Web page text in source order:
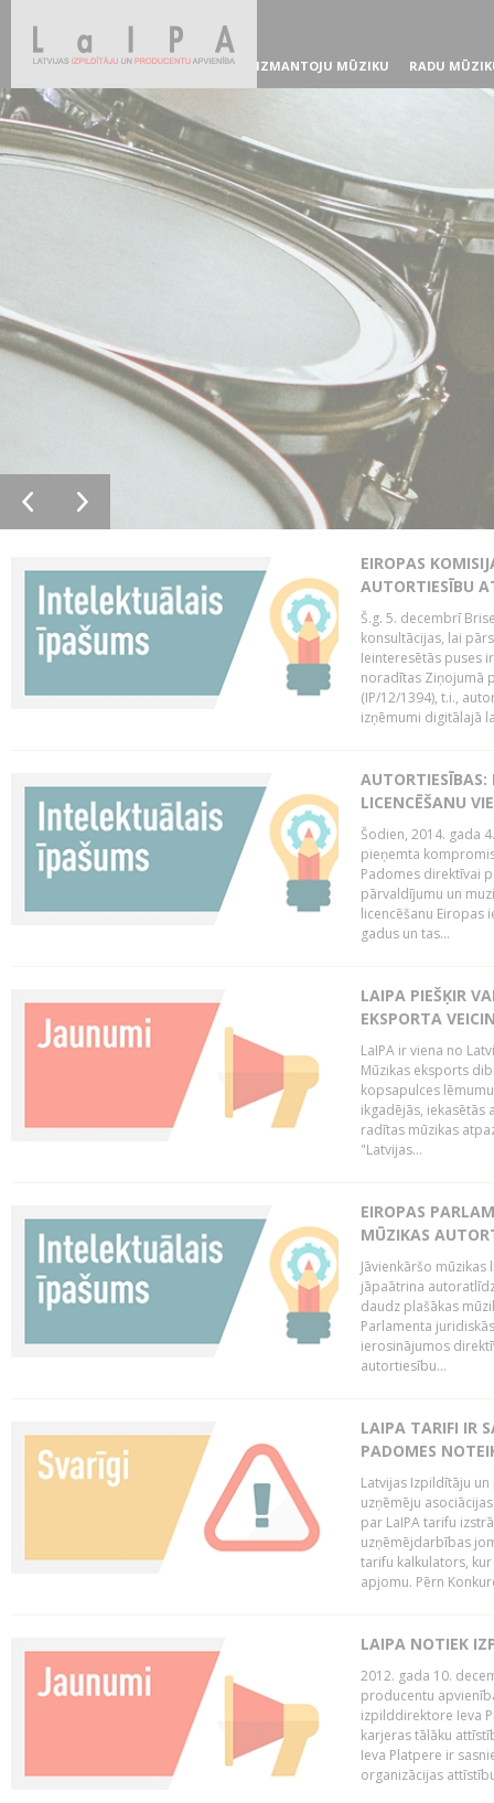
IZMANTOJU MŪZIKU RADU
EIROPAS
AUTORTIESĪBU
Š.g. 5. decembrī
konsultācijas, lai
Ieinteresētās puses
noradītas Ziņojumā
(IP/12/1394), t.i.,
izņēmumi digitālajā
AUTORTIESĪBAS:
LICENCĒŠANU
Šodien, 2014. gada
pieņemta
Padomes direktīvai
pārvaldījumu un
licencēšanu Eiropas
gadus un tas...
LAIPA PIEŠĶIR
EKSPORTA
LaIPA ir viena no
Mūzikas eksports
kopsapulces
ikgadējās, iekasētās
radītas mūzikas
"Latvijas...
EIROPAS
MŪZIKAS
Jāvienkāršo
jāpaātrina
daudz plašākas
Parlamenta
ierosinājumos
autortiesību...
LAIPA TARIFI IR
PADOMES
Latvijas Izpildītāju
uzņēmēju
par LaIPA tarifu
uzņēmējdarbības
tarifu kalkulators,
apjomu. Pērn
LAIPA NOTIEK
2012. gada 10.
producentu
izpilddirektore Ieva
karjeras tālāku
Ieva Platpere ir
organizācijas